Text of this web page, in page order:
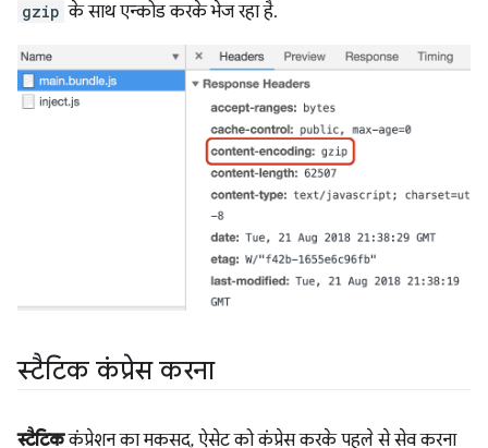
gzip के साथ एन्कोड करके भेज रहा है.
स्टैटिक कंप्रेस करना
स्टैटिककंप्रेशन का मकसद, ऐसेट को कंप्रेस करके पहले से सेव करना